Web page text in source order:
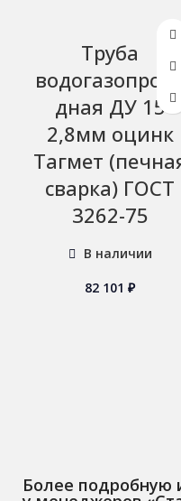
Труба
водогазопрово
дная ДУ 15
2,8мм оцинк
Тагмет
сварка) ГОСТ
3262-75
В наличии
82 101 ₽
Более подробную